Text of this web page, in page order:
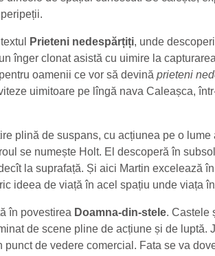
Prieteni nedespărțiți, unde
înger clonat asistă cu uimire la capturarea
oamenii ce vor să devină prieteni
uimitoare pe lîngă nava Caleașca,
plină de suspans, cu acțiunea pe o
se numește Holt. El descoperă în
la suprafață. Și aici Martin excelează
ideea de viață în acel spațiu unde viața
în povestirea Doamna-din-stele. Castele
de scene pline de acțiune și de luptă.
de vedere comercial. Fata se va